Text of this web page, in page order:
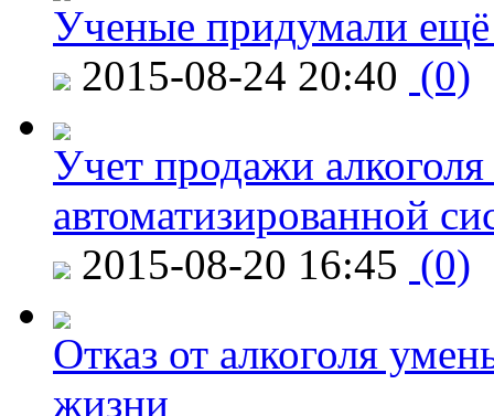
Ученые придумали ещё
2015-08-24 20:40 (0)
Учет продажи
автоматизированной
2015-08-20 16:45 (0)
Отказ от алкоголя
жизни